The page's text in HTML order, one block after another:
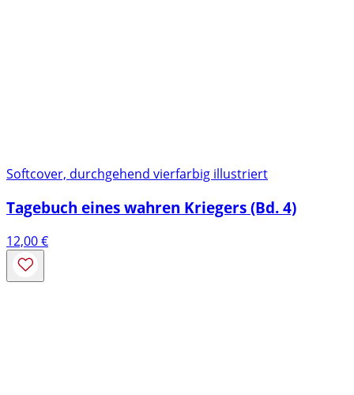
Softcover, durchgehend vierfarbig illustriert
Tagebuch eines wahren Kriegers (Bd. 4)
12,00€